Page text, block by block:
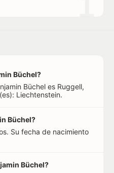
Büchel?
Büchel es Ruggell,
Liechtenstein.
Büchel?
Su fecha de nacimiento
Büchel?